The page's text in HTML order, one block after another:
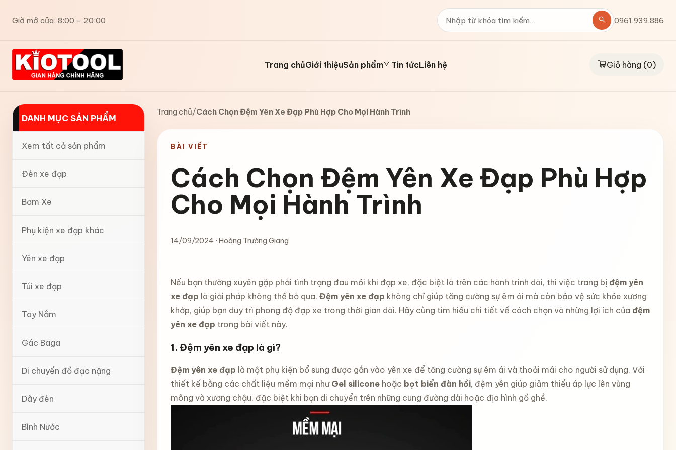
Giờ mở cửa: 8:00 - 20:00 0961.939.886
Trang chủGiới thiệuSản phẩm Tin tứcLiên hệ Giỏ hàng (0)
DANH MỤC SẢN PHẨM
Xem tất cả sản phẩm
Đèn xe đạp
Bơm Xe
Phụ kiện xe đạp khác
Yên xe đạp
Túi xe đạp
Tay Nắm
Gác Baga
Di chuyển đồ đạc nặng
Dây đèn
Bình Nước
Trang chủ/Cách Chọn Đệm Yên Xe Đạp Phù Hợp Cho Mọi Hành Trình
BÀI VIẾT
Cách Chọn Đệm Yên Xe Đạp Phù Hợp
Cho Mọi Hành Trình
14/09/2024 · Hoàng Trường Giang
Nếu bạn thường xuyên gặp phải tình trạng đau mỏi khi đạp xe, đặc biệt là trên các hành trình dài, thì việc trang bị đệm yên
xe đạp là giải pháp không thể bỏ qua. Đệm yên xe đạp không chỉ giúp tăng cường sự êm ái mà còn bảo vệ sức khỏe xương
khớp, giúp bạn duy trì phong độ đạp xe trong thời gian dài. Hãy cùng tìm hiểu chi tiết về cách chọn và những lợi ích của đệm
yên xe đạp trong bài viết này.
1. Đệm yên xe đạp là gì?
Đệm yên xe đạp là một phụ kiện bổ sung được gắn vào yên xe để tăng cường sự êm ái và thoải mái cho người sử dụng. Với
thiết kế bằng các chất liệu mềm mại như Gel siliconehoặc bọt biển đàn hồi, đệm yên giúp giảm thiểu áp lực lên vùng
mông và xương chậu, đặc biệt khi bạn di chuyển trên những cung đường dài hoặc địa hình gồ ghề.